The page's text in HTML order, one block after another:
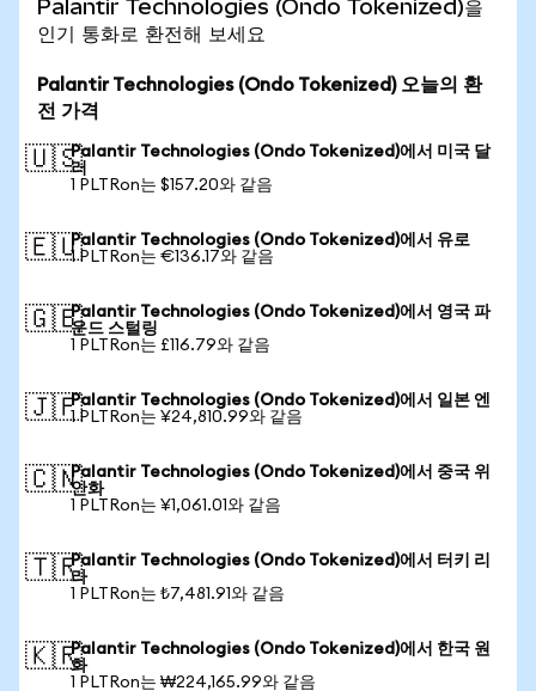
Palantir Technologies (Ondo Tokenized)을
인기 통화로 환전해 보세요
Palantir Technologies (Ondo Tokenized) 오늘의 환
전 가격
🇺🇸Palantir Technologies (Ondo Tokenized)에서 미국 달
러
1 PLTRon는 $157.20와 같음
🇪🇺Palantir Technologies (Ondo Tokenized)에서 유로
1 PLTRon는 €136.17와 같음
🇬🇧Palantir Technologies (Ondo Tokenized)에서 영국 파
운드 스털링
1 PLTRon는 £116.79와 같음
🇯🇵Palantir Technologies (Ondo Tokenized)에서 일본 엔
1 PLTRon는 ¥24,810.99와 같음
🇨🇳Palantir Technologies (Ondo Tokenized)에서 중국 위
안화
1 PLTRon는 ¥1,061.01와 같음
🇹🇷Palantir Technologies (Ondo Tokenized)에서 터키 리
라
1 PLTRon는 ₺7,481.91와 같음
🇰🇷Palantir Technologies (Ondo Tokenized)에서 한국 원
화
1 PLTRon는 ₩224,165.99와 같음